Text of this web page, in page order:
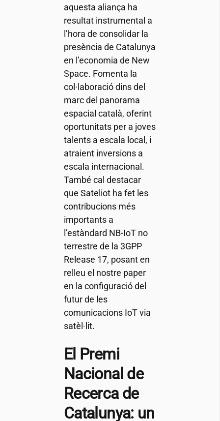
aquesta aliança ha
resultat instrumental a
l’hora de consolidar la
presència de Catalunya
en l’economia de New
Space. Fomenta la
col·laboració dins del
marc del panorama
espacial català, oferint
oportunitats per a joves
talents a escala local, i
atraient inversions a
escala internacional.
També cal destacar
que Sateliot ha fet les
contribucions més
importants a
l’estàndard NB-IoT no
terrestre de la 3GPP
Release 17, posant en
relleu el nostre paper
en la configuració del
futur de les
comunicacions IoT via
satèl·lit.
El Premi
Nacional de
Recerca de
Catalunya: un